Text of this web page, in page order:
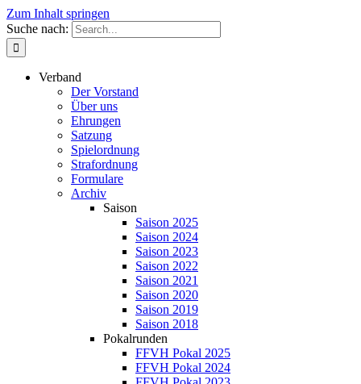
Zum Inhalt springen
Suche nach:
Verband
Der Vorstand
Über uns
Ehrungen
Satzung
Spielordnung
Strafordnung
Formulare
Archiv
Saison
Saison 2025
Saison 2024
Saison 2023
Saison 2022
Saison 2021
Saison 2020
Saison 2019
Saison 2018
Pokalrunden
FFVH Pokal 2025
FFVH Pokal 2024